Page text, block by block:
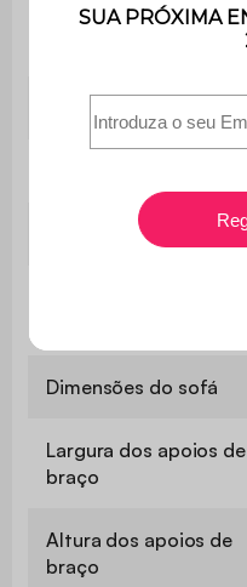
Dimensões da mesa
Dimensões do sofá
Largura dos apoios de
braço
Altura dos apoios de
braço